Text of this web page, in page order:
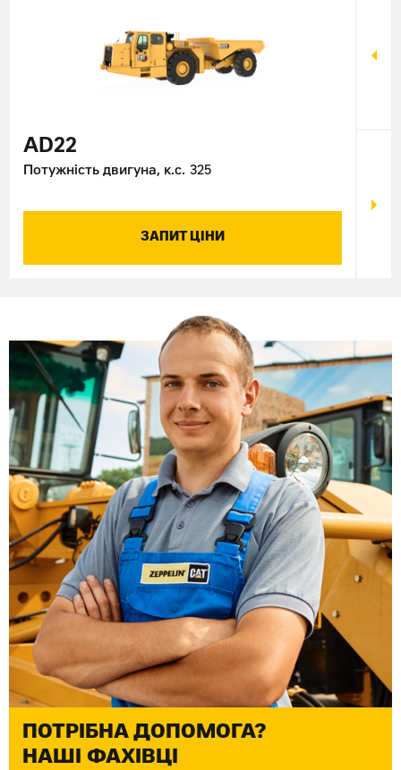
AD22
Потужність двигуна, к.с. 325
ЗАПИТ ЦІНИ
ПОТРІБНА ДОПОМОГА?
НАШІ ФАХІВЦІ